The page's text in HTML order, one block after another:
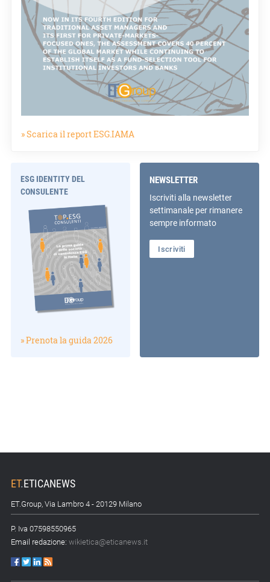
» Scarica il report ESG.IAMA
ESG IDENTITY DEL
CONSULENTE
» Prenota la guida 2026
NEWSLETTER
Iscriviti alla newsletter
settimanale per rimanere
sempre informato
Iscriviti
ET.ETICANEWS
ET.Group, Via Lambro 4 - 20129 Milano
P. Iva 07598550965
Email redazione: wikietica@eticanews.it